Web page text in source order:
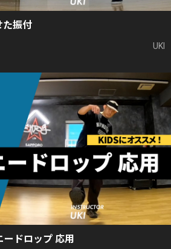
た振付
UKI
ードロップ 応用